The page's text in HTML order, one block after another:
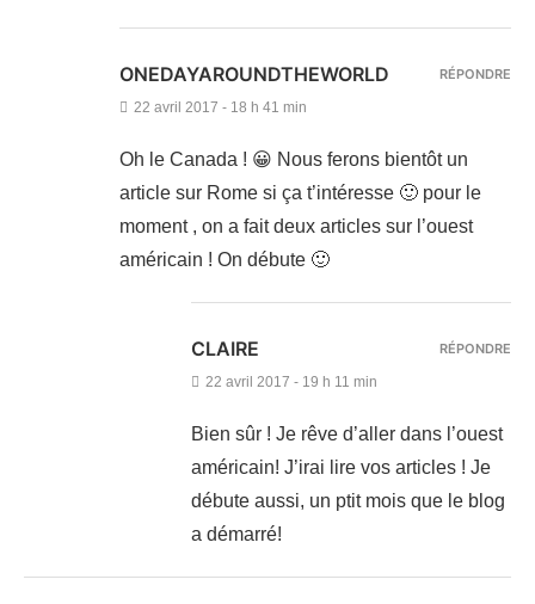
ONEDAYAROUNDTHEWORLD
22 avril 2017 - 18 h 41 min
Oh le Canada ! 😀 Nous ferons bientôt un
article sur Rome si ça t’intéresse 🙂 pour le
moment , on a fait deux articles sur l’ouest
américain ! On débute 🙂
RÉPONDRE
CLAIRE
22 avril 2017 - 19 h 11 min
Bien sûr ! Je rêve d’aller dans l’ouest
américain! J’irai lire vos articles ! Je
débute aussi, un ptit mois que le blog
a démarré!
RÉPONDRE